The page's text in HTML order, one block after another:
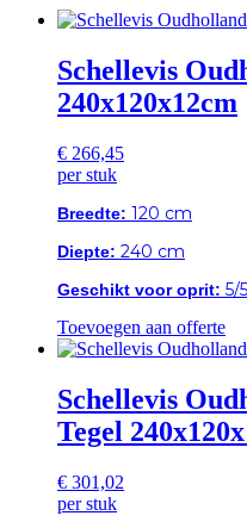
Schellevis
240x120x12cm
€ 266,45
per stuk
Breedte: 120 cm
Diepte: 240 cm
Geschikt voor oprit: 5/5
Toevoegen aan offerte
Schellevis
Tegel
€ 301,02
per stuk